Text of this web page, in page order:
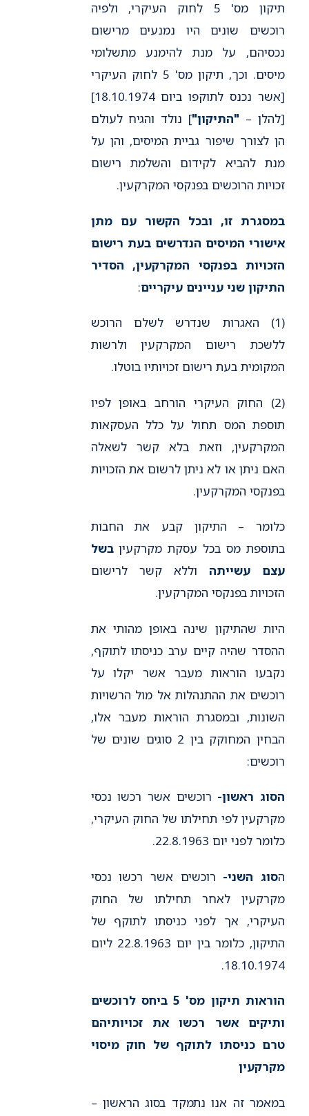
תיקון מס' 5 לחוק העיקרי, ולפיה
רוכשים שונים היו נמנעים מרישום
נכסיהם, על מנת להימנע מתשלומי
מיסים. וכך, תיקון מס' 5 לחוק העיקרי
[אשר נכנס לתוקפו ביום 18.10.1974]
[להלן – "התיקון"] נולד והגיח לעולם
הן לצורך שיפור גביית המיסים, והן על
מנת להביא לקידום והשלמת רישום
זכויות הרוכשים בפנקסי המקרקעין.
במסגרת זו, ובכל הקשור עם מתן
אישורי המיסים הנדרשים בעת רישום
הזכויות בפנקסי המקרקעין, הסדיר
התיקון שני עניינים עיקריים:
(1) האגרות שנדרש לשלם הרוכש
ללשכת רישום המקרקעין ולרשות
המקומית בעת רישום זכויותיו בוטלו.
(2) החוק העיקרי הורחב באופן לפיו
תוספת המס תחול על כלל העסקאות
המקרקעין, וזאת בלא קשר לשאלה
האם ניתן או לא ניתן לרשום את הזכויות
בפנקסי המקרקעין.
כלומר – התיקון קבע את החבות
בתוספת מס בכל עסקת מקרקעיןבשל
עצם עשייתה וללא קשר לרישום
הזכויות בפנקסי המקרקעין.
היות שהתיקון שינה באופן מהותי את
ההסדר שהיה קיים ערב כניסתו לתוקף,
נקבעו הוראות מעבר אשר יקלו על
רוכשים את ההתנהלות אל מול הרשויות
השונות, ובמסגרת הוראות מעבר אלו,
הבחין המחוקק בין 2 סוגים שונים של
רוכשים:
הסוג ראשון- רוכשים אשר רכשו נכסי
מקרקעין לפי תחילתו של החוק העיקרי,
כלומר לפני יום 22.8.1963.
הסוג השני- רוכשים אשר רכשו נכסי
מקרקעין לאחר תחילתו של החוק
העיקרי, אך לפני כניסתו לתוקף של
התיקון, כלומר בין יום 22.8.1963 ליום
18.10.1974.
הוראות תיקון מס' 5 ביחס לרוכשים
ותיקים אשר רכשו את זכויותיהם
טרם כניסתו לתוקף של חוק מיסוי
מקרקעין
במאמר זה אנו נתמקד בסוג הראשון –